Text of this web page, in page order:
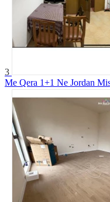
3
Me Qera 1+1 Ne Jordan